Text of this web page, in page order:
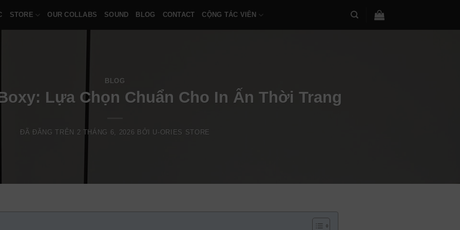
STORE OUR COLLABS SOUND BLOG CONTACT CỘNG TÁC VIÊN
BLOG
Lựa Chọn Chuẩn Cho In Ấn Thời Trang
ĐÃ ĐĂNG TRÊN 2 THÁNG 6, 2026 BỞI U-ORIES STORE